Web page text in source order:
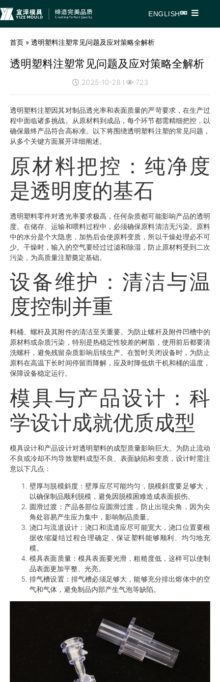
ENGLISH
首页 » 透明塑料注塑常见问题及应对策略全解析
透明塑料注塑常见问题及应对策略全解析
2025-10-28 723
透明塑料注塑因其对制品透光率和表面质量的严苛要求，在生产过
程中面临诸多挑战。从原材料到成品，每个环节都需精细把控，以
确保最终产品符合高标准。以下将围绕透明塑料注塑的常见问题，
从多个关键方面展开详细阐述。
原材料把控：纯净度
是透明度的基石
透明塑料零件对透光率要求极高，任何杂质都可能影响产品的透明
度。在储存、运输和喂料过程中，必须确保原料清洁无污染。原料
中的水分是个大隐患，加热后会使原料变质，所以干燥处理必不可
少。干燥时，输入的空气要经过过滤和除湿，防止原材料受到二次
污染，为高质量注塑奠定基础。
设备维护：清洁与温
度控制并重
料桶、螺杆及其附件的清洁至关重要。为防止螺杆及附件凹槽中的
原材料或杂质污染，特别是热稳定性较差的树脂，使用前后都要清
洗螺杆，避免残留杂质影响后续生产。在暂时关闭设备时，为防止
原料在高温下长时间停留而降解，应及时降低烘干机和桶的温度，
保障设备稳定运行。
模具与产品设计：科
学设计成就优质成型
模具设计和产品设计对透明塑料的成型质量影响巨大。为防止流动
不良或冷却不均导致塑料成型不良、表面缺陷和变质，设计时需注
意以下几点：
壁厚与脱模斜度 ：壁厚应尽可能均匀，脱模斜度要足够大，
以确保制品顺利脱模，避免因脱模困难造成表面损伤。
圆滑过渡 ：产品各部位应圆滑过渡，防止出现尖角，因为尖
角处容易产生应力集中，影响制品质量。
浇口与流道设计 ：浇口和流道应尽可能宽大，浇口位置要根
据收缩凝结过程合理确定，保证塑料能够顺利、均匀地充
模。
模具表面质量：模具表面要光滑，粗糙度低，这样可以使制
品表面更加平整、光亮。
排气槽设置：排气槽必须足够大，能够充分排出熔体中的空
气和气体，避免制品内部产生气泡等缺陷。